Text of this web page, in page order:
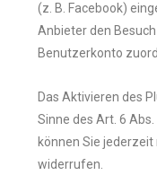
(z. B. Facebook)
Anbieter den
Benutzerkonto
Das Aktivieren des
Sinne des Art. 6 Abs.
können Sie
widerrufen.